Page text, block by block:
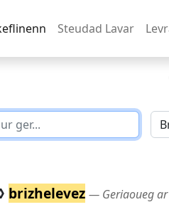
Steudad Lavar
brizhelevez ― Geriaoueg